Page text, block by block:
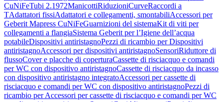
CuNiFeTubi 2.1972ManicottiRiduzioniCurveRaccordi a
TAdattatori fissiAdattatori e collegamenti, smontabiliAccessori per
Geberit Mapress CuNiFeGuarnizioni del sistemaKit di viti per
collegamenti a flangiaSistema Geberit per l’Igiene dell’acqua
potabileDispositivi antiristagnoPezzi di ricambio per Dispositivi
antiristagnoAccessori per dispositivi antiristagnoSensoriRiduttore di
flussoCover e placche di coperturaCassette di risciacquo e comandi
per WC con dispositivo antiristagnoCassette di risciacquo da incasso
con dispositivo antiristagno integratoAccessori per cassette di
risciacquo e comandi per WC con dispositivo antiristagnoPezzi di
ricambio per Accessori per cassette di risciacquo e comandi per WC